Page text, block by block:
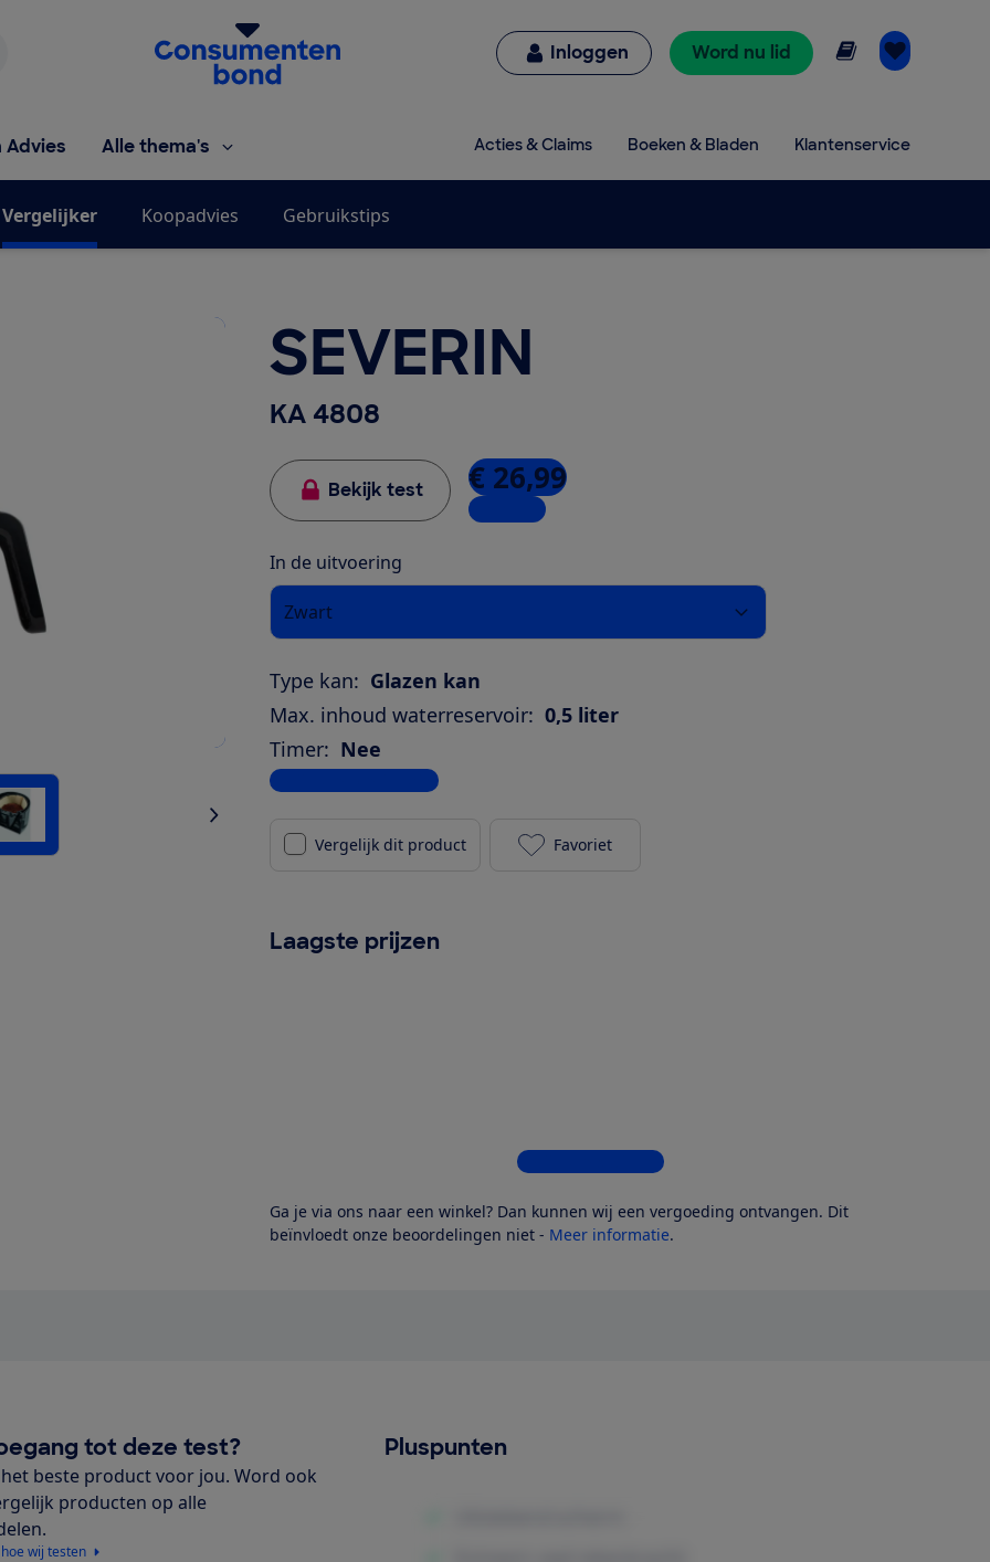
Homepage van de Consumentenbond
Inloggen Word nu lid Online lezen
Advies Alle thema's Acties & Claims Boeken & Bladen Klantenservice
Vergelijker Koopadvies Gebruikstips
SEVERIN
KA 4808
Bekijk test € 26,99
5 winkels
In de uitvoering
Zwart
Type kan: Glazen kan
Max. inhoud waterreservoir: 0,5 liter
Timer: Nee
Bekijk alle specificaties
Vergelijk dit product SEVERIN KA 4808 toevoegen aan je favorieten
Favoriet
Laagste prijzen
Bekijk alle 5 winkels
Ga je via ons naar een winkel? Dan kunnen wij een vergoeding ontvangen. Dit
beïnvloedt onze beoordelingen niet - Meer informatie.
tot deze test?
beste product voor jou. Word ook
producten op alle
wij testen
Pluspunten